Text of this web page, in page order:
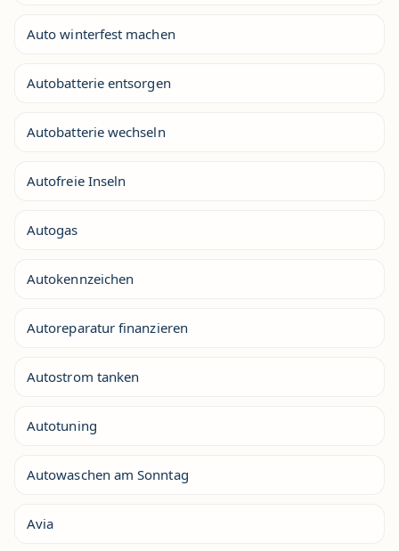
Auto winterfest machen
Autobatterie entsorgen
Autobatterie wechseln
Autofreie Inseln
Autogas
Autokennzeichen
Autoreparatur finanzieren
Autostrom tanken
Autotuning
Autowaschen am Sonntag
Avia